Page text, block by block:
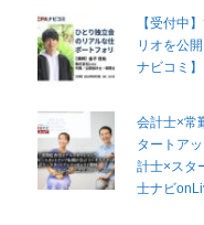
【受付中
リオを公
ナビコミ】
会計士×常
タートア
計士×スタ
士ナビ